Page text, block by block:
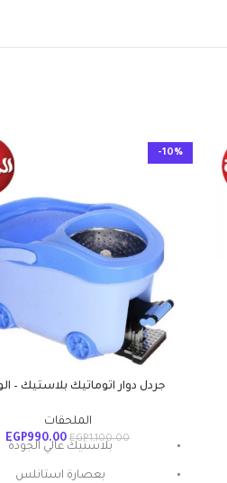
-10%
جردل دوار اتوماتيك بلاستيك –
الملحقات
EGP1,100.00
EGP990.00
بلاستيك عالي الجودة
بعصارة استانلس